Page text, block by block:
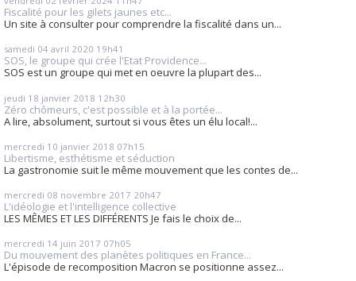
Fiscalité pour les gilets jaunes etc...
Un site à consulter pour comprendre la fiscalité dans un...
samedi 04 avril 2020 19h41
SOS, le groupe qui crée l'Etat Providence...
SOS est un groupe qui met en oeuvre la plupart des...
jeudi 18 janvier 2018 12h30
Zéro chômeurs, c'est possible et à la portée...
A lire, absolument, surtout si vous êtes un élu local!...
mercredi 10 janvier 2018 07h15
Libertisme, esthétisme et séduction
La gastronomie suit le même mouvement que les contes de...
mercredi 08 novembre 2017 20h47
L'idéologie et l'intelligence collective
LES MÊMES ET LES DIFFÉRENTS Je fais le choix de...
mercredi 14 juin 2017 07h05
Du mouvement des planètes politiques en France...
L'épisode de recomposition Macron se positionne assez...